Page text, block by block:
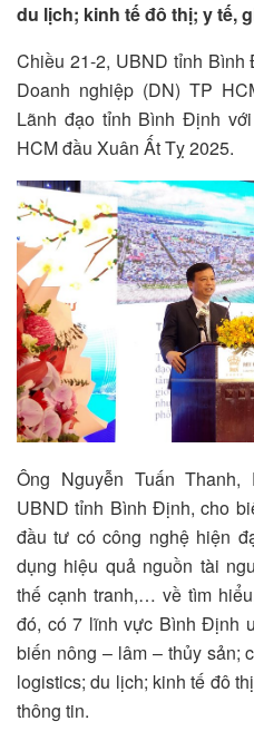
du lịch; kinh tế đô thị; y tế,
Chiều 21-2, UBND tỉnh
Doanh nghiệp (DN) TP
Lãnh đạo tỉnh Bình Định
HCM đầu Xuân Ất Tỵ 2025.
Ông Nguyễn Tuấn
UBND tỉnh Bình Định, cho
đầu tư có công nghệ hiện
dụng hiệu quả nguồn tài
thế cạnh tranh,… về tìm
đó, có 7 lĩnh vực Bình Định
biến nông – lâm – thủy sản;
logistics; du lịch; kinh tế đô
thông tin.